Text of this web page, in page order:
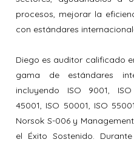
procesos, mejorar la
con estándares
Diego es auditor calificado
gama de estándares
incluyendo ISO 9001,
45001, ISO 50001, ISO
Norsok S-006 y
el Éxito Sostenido.